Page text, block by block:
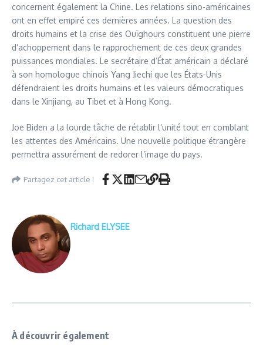
concernent également la Chine. Les relations sino-américaines
ont en effet empiré ces dernières années. La question des
droits humains et la crise des Ouïghours constituent une pierre
d’achoppement dans le rapprochement de ces deux grandes
puissances mondiales. Le secrétaire d’État américain a déclaré
à son homologue chinois Yang Jiechi que les États-Unis
défendraient les droits humains et les valeurs démocratiques
dans le Xinjiang, au Tibet et à Hong Kong.
Joe Biden a la lourde tâche de rétablir l’unité tout en comblant
les attentes des Américains. Une nouvelle politique étrangère
permettra assurément de redorer l’image du pays.
Partagez cet article !
Richard ELYSEE
À découvrir également